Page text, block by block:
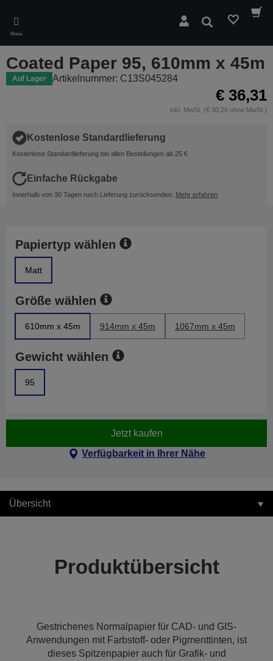
main
content
Menü
Suchen
Coated Paper 95, 610mm x 45m
Auf Lager Artikelnummer: C13S045284
€ 36,31
inkl. MwSt. (€ 30,26 ohne MwSt.)
Kostenlose Standardlieferung
Kostenlose Standardlieferung bei allen Bestellungen ab 25 €
Einfache Rückgabe
Innerhalb von 30 Tagen nach Lieferung zurücksenden. Mehr erfahren
Papiertyp wählen
Matt
Größe wählen
610mm x 45m 914mm x 45m 1067mm x 45m
Gewicht wählen
95
Jetzt kaufen
Verfügbarkeit in Ihrer Nähe
Übersicht
Produktübersicht
Gestrichenes Normalpapier für CAD- und GIS-
Anwendungen mit Farbstoff- oder Pigmenttinten, ist
dieses Spitzenpapier auch für Grafik- und